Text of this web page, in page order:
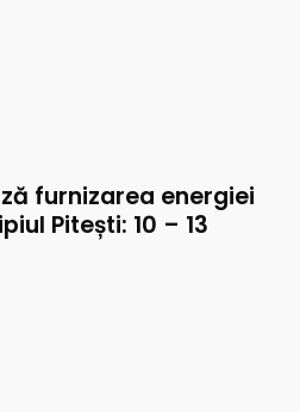
furnizarea energiei
Pitești: 10 – 13